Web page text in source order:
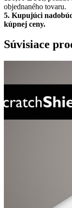
objednaného tovaru.
5. Kupujúci
kúpnej ceny.
Súvisiace